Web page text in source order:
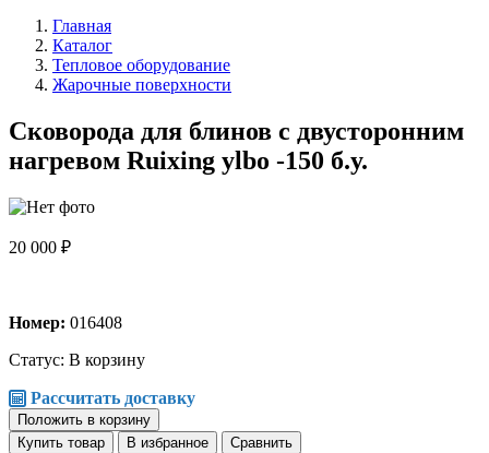
Главная
Каталог
Тепловое оборудование
Жарочные поверхности
Сковорода для блинов с двусторонним
нагревом Ruixing ylbo -150 б.у.
20 000 ₽
Номер: 016408
Статус: В корзину
Рассчитать доставку
Положить в корзину
Купить товар
В избранное Сравнить